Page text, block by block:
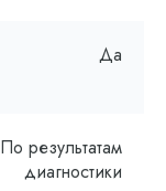
Да
По результатам
диагностики